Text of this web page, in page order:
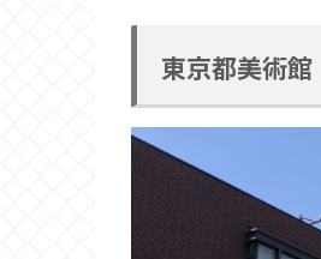
東京都美術